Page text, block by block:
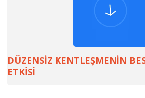
DÜZENSİZ KENTLEŞMENİN
ETKİSİ